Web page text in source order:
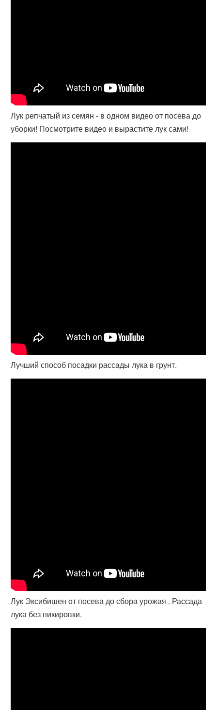
Лук репчатый из семян - в одном видео от посева до
уборки! Посмотрите видео и вырастите лук сами!
Лучший способ посадки рассады лука в грунт.
Лук Эксибишен от посева до сбора урожая . Рассада
лука без пикировки.